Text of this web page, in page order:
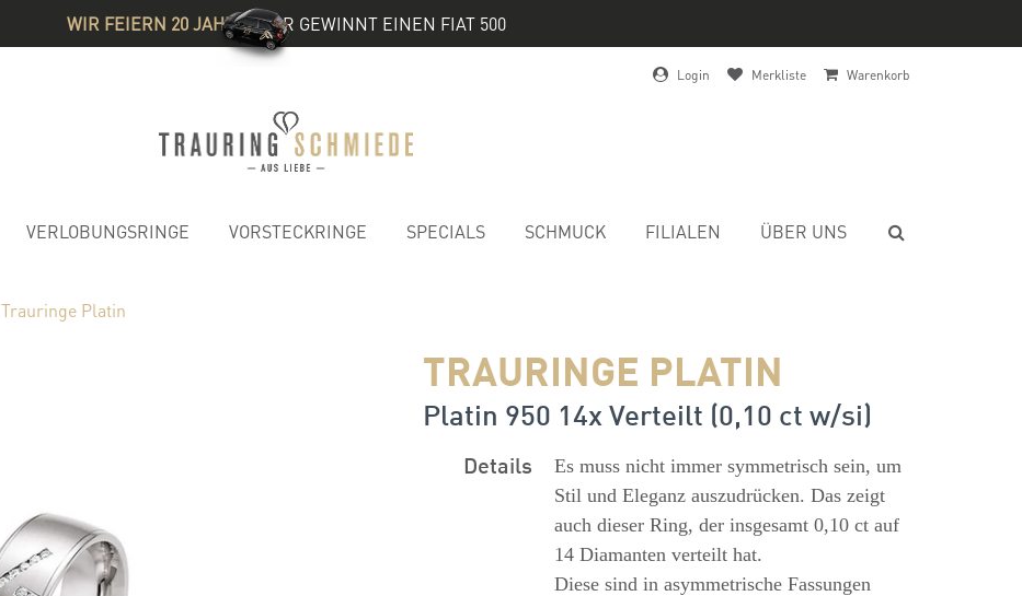
WIR FEIERN 20 JAHRE& IHR GEWINNT EINEN FIAT 500
Login Merkliste Warenkorb
VERLOBUNGSRINGE VORSTECKRINGE SPECIALS SCHMUCK FILIALEN ÜBER UNS
Trauringe Platin
TRAURINGE PLATIN
Platin 950 14x Verteilt (0,10 ct w/si)
Details
Es muss nicht immer symmetrisch sein, um
Stil und Eleganz auszudrücken. Das zeigt
auch dieser Ring, der insgesamt 0,10 ct auf
14 Diamanten verteilt hat.
Diese sind in asymmetrische Fassungen